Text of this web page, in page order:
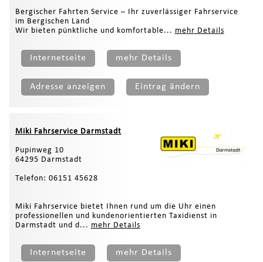
Bergischer Fahrten Service – Ihr zuverlässiger Fahrservice
im Bergischen Land
Wir bieten pünktliche und komfortable... mehr Details
Internetseite mehr Details
Adresse anzeigen Eintrag ändern
Miki Fahrservice Darmstadt
Pupinweg 10
64295 Darmstadt
Telefon: 06151 45628
Miki Fahrservice bietet Ihnen rund um die Uhr einen
professionellen und kundenorientierten Taxidienst in
Darmstadt und d... mehr Details
Internetseite mehr Details